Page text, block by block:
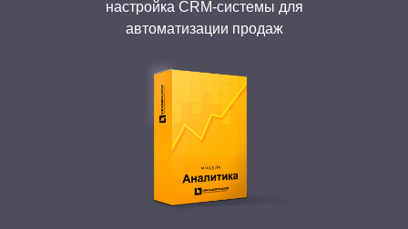
настройка CRM-системы для
автоматизации продаж